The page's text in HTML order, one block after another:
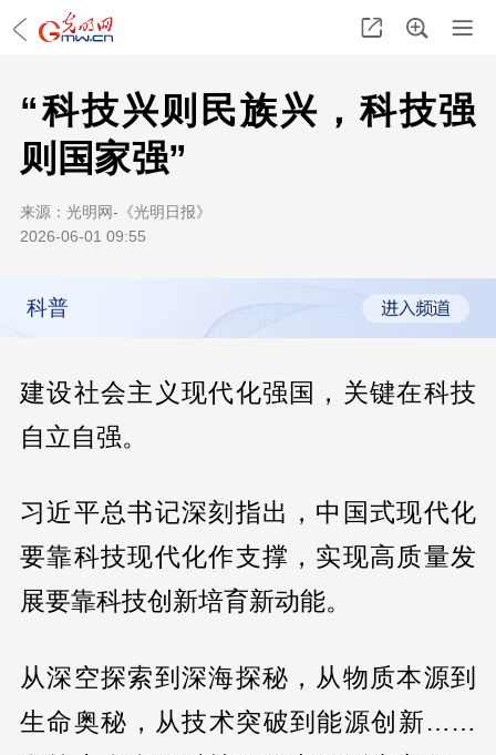
“科技兴则民族兴，科技强
则国家强”
来源： 光明网-《光明日报》
2026-06-01 09:55
科普
建设社会主义现代化强国，关键在科技
自立自强。
习近平总书记深刻指出，中国式现代化
要靠科技现代化作支撑，实现高质量发
展要靠科技创新培育新动能。
从深空探索到深海探秘，从物质本源到
生命奥秘，从技术突破到能源创新……